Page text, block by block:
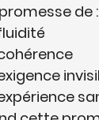
de :